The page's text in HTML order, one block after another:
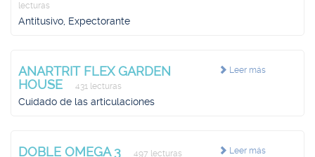
lecturas
Antitusivo, Expectorante
Leer más
ANARTRIT FLEX GARDEN
HOUSE
431 lecturas
Cuidado de las articulaciones
Leer más
DOBLE OMEGA 3 497 lecturas